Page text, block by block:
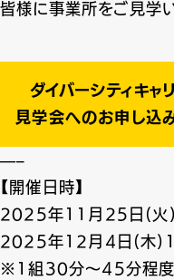
皆様に事業所をご見学い
ダイバーシティキャ
見学会へのお申し込
—–
【開催日時】
2025年11月25日(
2025年12月4日(木
※1組30分～45分程度